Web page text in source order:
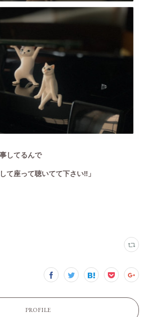
してるんで
て座って聴いてて下さい‼️」
PROFILE